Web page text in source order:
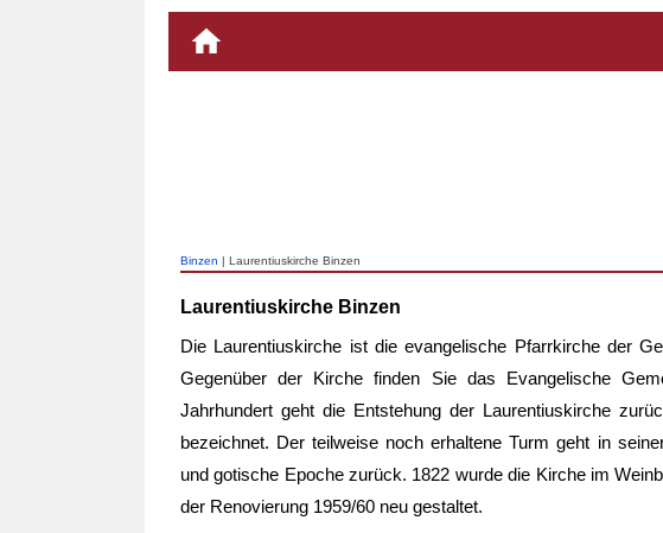
Binzen | Laurentiuskirche Binzen
Laurentiuskirche Binzen
Die Laurentiuskirche ist die evangelische Pfarrkirche der
Gegenüber der Kirche finden Sie das Evangelische
Jahrhundert geht die Entstehung der Laurentiuskirche
bezeichnet. Der teilweise noch erhaltene Turm geht in
und gotische Epoche zurück. 1822 wurde die Kirche im
der Renovierung 1959/60 neu gestaltet.